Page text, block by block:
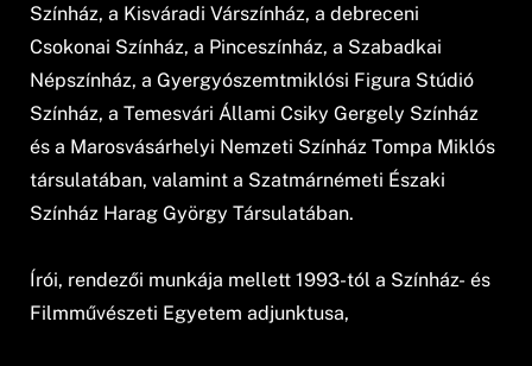
Színház, a Kisváradi Várszínház, a debreceni
Csokonai Színház, a Pinceszínház, a Szabadkai
Népszínház, a Gyergyószemtmiklósi Figura Stúdió
Színház, a Temesvári Állami Csiky Gergely Színház
és a Marosvásárhelyi Nemzeti Színház Tompa Miklós
társulatában, valamint a Szatmárnémeti Északi
Színház Harag György Társulatában.
Írói, rendezői munkája mellett 1993-tól a Színház- és
Filmművészeti Egyetem adjunktusa,